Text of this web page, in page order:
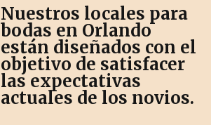
Nuestros locales para
bodas en Orlando
están diseñados con el
objetivo de satisfacer
las expectativas
actuales de los novios.